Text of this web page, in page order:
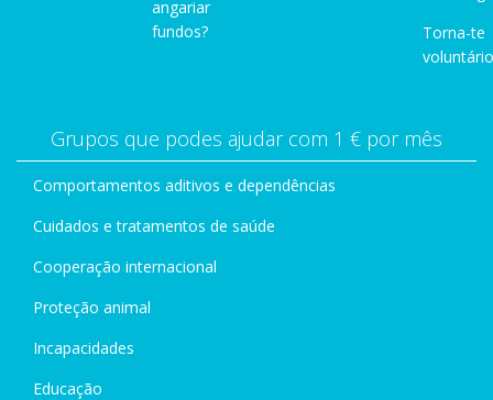
angariar
fundos?
Torna-te
Grupos que podes ajudar com 1 € por mês
Comportamentos aditivos e dependências
Cuidados e tratamentos de saúde
Cooperação internacional
Proteção animal
Incapacidades
Educação